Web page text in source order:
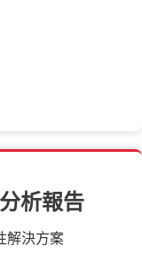
析報告
解決方案